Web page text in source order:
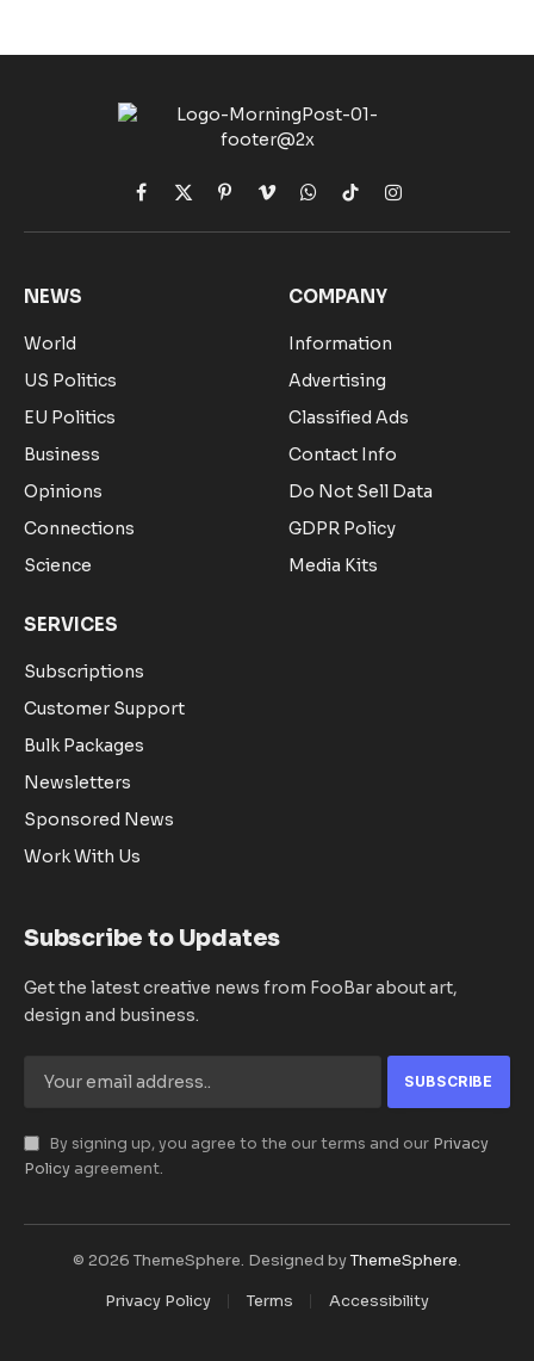
Facebook
X
(Twitter)
Pinterest
VimeoWhatsApp
TikTokInstagram
NEWS
World
US Politics
EU Politics
Business
Opinions
Connections
Science
COMPANY
Information
Advertising
Classified Ads
Contact Info
Do Not Sell Data
GDPR Policy
Media Kits
SERVICES
Subscriptions
Customer Support
Bulk Packages
Newsletters
Sponsored News
Work With Us
Subscribe to Updates
Get the latest creative news from FooBar about art,
design and business.
By signing up, you agree to the our terms and our Privacy
Policy agreement.
© 2026 ThemeSphere. Designed byThemeSphere.
Privacy Policy
Terms Accessibility